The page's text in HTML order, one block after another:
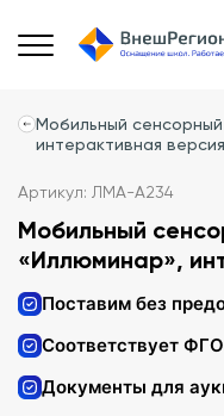
Мобильный
интерактивная версия
Артикул: ЛМА-А234
Мобильный
«Иллюминар»,
Поставим без
Соответствует
Документы для